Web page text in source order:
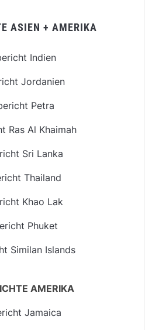
ASIEN + AMERIKA
Indien
Jordanien
Petra
Ras Al Khaimah
Sri Lanka
Thailand
Khao Lak
Phuket
Similan Islands
AMERIKA
Jamaica